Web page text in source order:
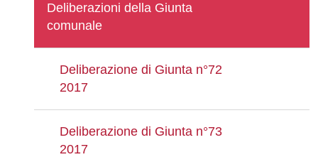
Deliberazioni della Giunta
comunale
Deliberazione di Giunta n°72
2017
Deliberazione di Giunta n°73
2017